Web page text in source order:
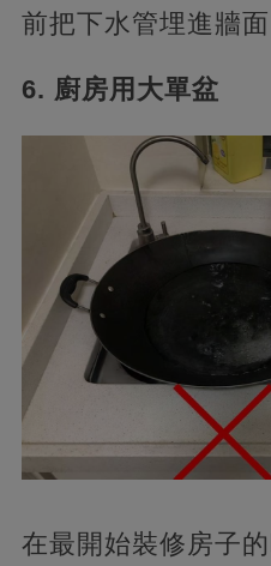
前把下水管埋進牆面
6. 廚房用大單盆
在最開始裝修房子